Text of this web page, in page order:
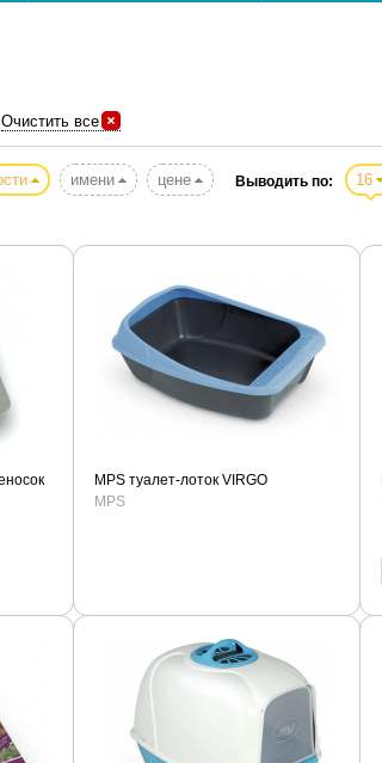
Очистить все
имени цене Выводить по: 16
MPS туалет-лоток VIRGO
MPS